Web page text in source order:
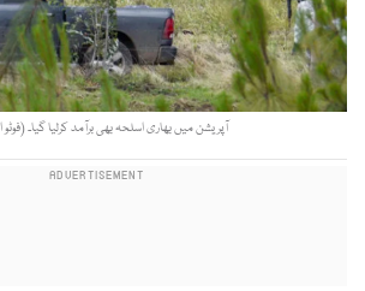
آپریشن میں بھاری اسلحہ بھی برآمد کرلیا گیا۔ (فوٹو